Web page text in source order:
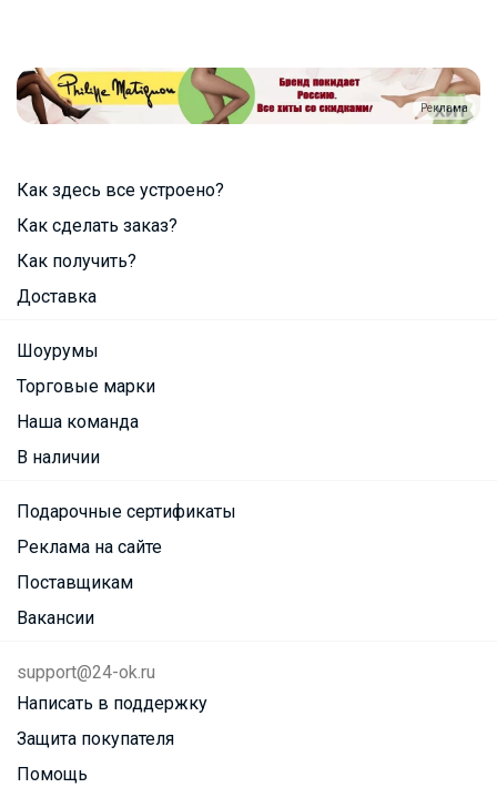
Реклама
Как здесь все устроено?
Как сделать заказ?
Как получить?
Доставка
Шоурумы
Торговые марки
Наша команда
В наличии
Подарочные сертификаты
Реклама на сайте
Поставщикам
Вакансии
support@24-ok.ru
Написать в поддержку
Защита покупателя
Помощь